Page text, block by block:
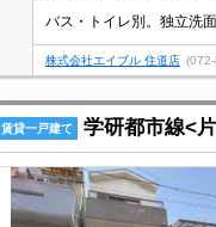
バス・トイレ別。独立洗面
株式会社エイブル 住道店
賃貸一戸建て 学研都市線<